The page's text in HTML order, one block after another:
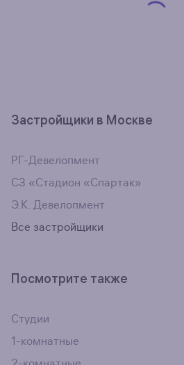
Застройщики в Москве
РГ-Девелопмент
СЗ «Стадион «Спартак»
Э.К. Девелопмент
Все застройщики
Посмотрите также
Студии
1-комнатные